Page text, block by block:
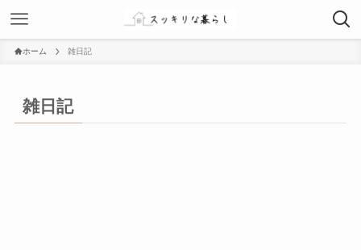
ホーム 雑日記
雑日記